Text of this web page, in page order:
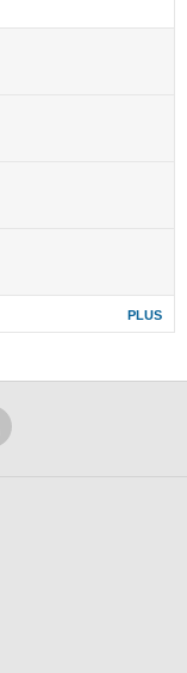
PLUS